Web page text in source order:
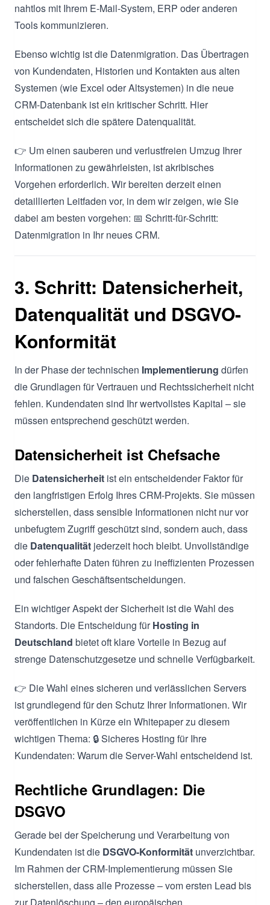
nahtlos mit Ihrem E-Mail-System, ERP oder anderen
Tools kommunizieren.
Ebenso wichtig ist die Datenmigration. Das Übertragen
von Kundendaten, Historien und Kontakten aus alten
Systemen (wie Excel oder Altsystemen) in die neue
CRM-Datenbank ist ein kritischer Schritt. Hier
entscheidet sich die spätere Datenqualität.
👉 Um einen sauberen und verlustfreien Umzug Ihrer
Informationen zu gewährleisten, ist akribisches
Vorgehen erforderlich. Wir bereiten derzeit einen
detaillierten Leitfaden vor, in dem wir zeigen, wie Sie
dabei am besten vorgehen: 📅 Schritt-für-Schritt:
Datenmigration in Ihr neues CRM.
3. Schritt: Datensicherheit,
Datenqualität und DSGVO-
Konformität
In der Phase der technischen Implementierung dürfen
die Grundlagen für Vertrauen und Rechtssicherheit nicht
fehlen. Kundendaten sind Ihr wertvollstes Kapital – sie
müssen entsprechend geschützt werden.
Datensicherheit ist Chefsache
Die Datensicherheit ist ein entscheidender Faktor für
den langfristigen Erfolg Ihres CRM-Projekts. Sie müssen
sicherstellen, dass sensible Informationen nicht nur vor
unbefugtem Zugriff geschützt sind, sondern auch, dass
die Datenqualität jederzeit hoch bleibt. Unvollständige
oder fehlerhafte Daten führen zu ineffizienten Prozessen
und falschen Geschäftsentscheidungen.
Ein wichtiger Aspekt der Sicherheit ist die Wahl des
Standorts. Die Entscheidung fürHosting in
Deutschland bietet oft klare Vorteile in Bezug auf
strenge Datenschutzgesetze und schnelle Verfügbarkeit.
👉 Die Wahl eines sicheren und verlässlichen Servers
ist grundlegend für den Schutz Ihrer Informationen. Wir
veröffentlichen in Kürze ein Whitepaper zu diesem
wichtigen Thema: 🔒 Sicheres Hosting für Ihre
Kundendaten: Warum die Server-Wahl entscheidend ist.
Rechtliche Grundlagen: Die
DSGVO
Gerade bei der Speicherung und Verarbeitung von
Kundendaten ist die DSGVO-Konformität unverzichtbar.
Im Rahmen der CRM-Implementierung müssen Sie
sicherstellen, dass alle Prozesse – vom ersten Lead bis
zur Datenlöschung – den europäischen